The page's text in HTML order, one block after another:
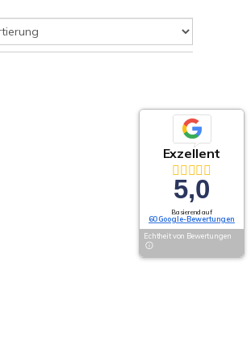
Exzellent
5,0
Basierend auf
60 Google-Bewertungen
Echtheit von Bewertungen